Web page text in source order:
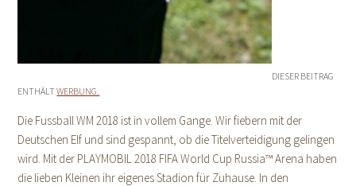
DIESER BEITRAG
ENTHÄLTWERBUNG.
Die Fussball WM 2018 ist in vollem Gange. Wir fiebern mit der
Deutschen Elf und sind gespannt, ob die Titelverteidigung gelingen
wird. Mit der PLAYMOBIL 2018 FIFA World Cup Russia™ Arena haben
die lieben Kleinen ihr eigenes Stadion für Zuhause. In den